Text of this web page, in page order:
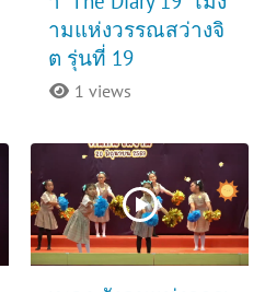
ามแห่งวรรณสว่างจิ
ต รุ่นที่ 19
1 views